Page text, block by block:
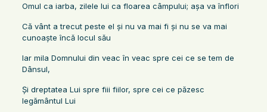
Omul ca iarba, zilele lui ca floarea câmpului; aşa va înflori
Că vânt a trecut peste el şi nu va mai fi şi nu se va mai
cunoaşte încă locul său
Iar mila Domnului din veac în veac spre cei ce se tem de
Dânsul,
Şi dreptatea Lui spre fiii fiilor, spre cei ce păzesc
legământul Lui